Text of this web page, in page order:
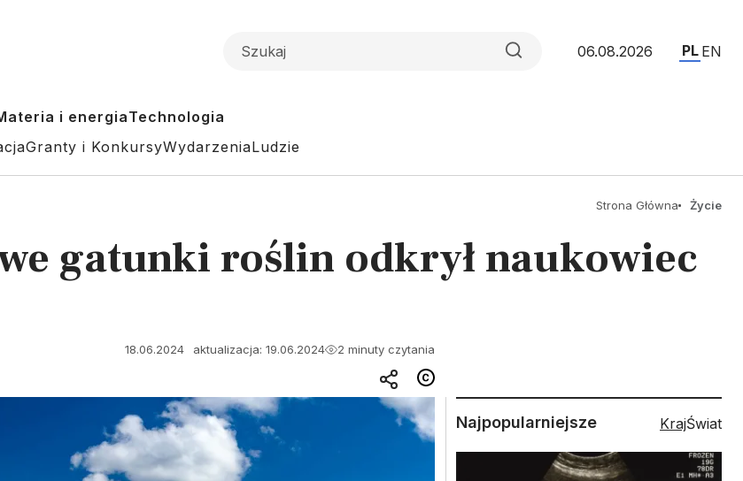
06.08.2026 PL EN
i energiaTechnologia
Granty i KonkursyWydarzeniaLudzie
Strona Główna Życie
gatunki roślin odkrył naukowiec
18.06.2024 aktualizacja: 19.06.2024
2 minuty czytania
Najpopularniejsze KrajŚwiat